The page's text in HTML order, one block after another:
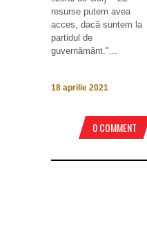
resurse putem avea
acces, dacă suntem la
partidul de
guvernământ."...
18 aprilie 2021
0 COMMENT